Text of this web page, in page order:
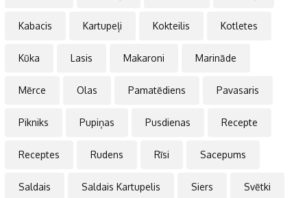
Kabacis Kartupeļi Kokteilis Kotletes
Kūka Lasis Makaroni Marināde
Mērce Olas Pamatēdiens Pavasaris
Pikniks Pupiņas Pusdienas Recepte
Receptes Rudens Rīsi Sacepums
Saldais Saldais Kartupelis Siers Svētki